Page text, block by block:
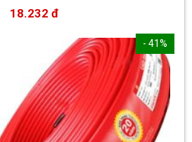
18.232 đ
- 41%